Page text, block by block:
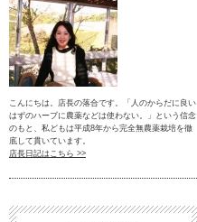
こんにちは。店長の落合です。「人のからだに良い
はずのハーブに農薬などは使わない。」という信念
のもと、私どもは平成8年から完全無農薬栽培を徹
底して貫いています。
店長日記はこちら >>